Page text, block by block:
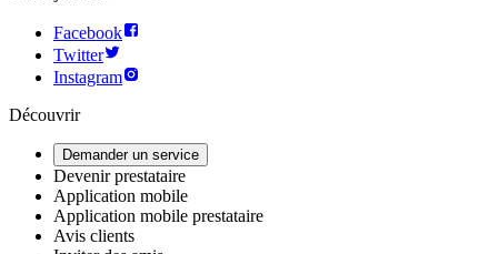
Facebook
Twitter
Instagram
Découvrir
Demander un service
Devenir prestataire
Application mobile
Application mobile prestataire
Avis clients